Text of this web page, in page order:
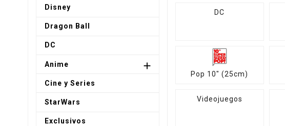
Disney
Dragon Ball
DC
Anime 
Cine y Series
StarWars
Exclusivos
DC
Pop 10" (25cm)
Videojuegos